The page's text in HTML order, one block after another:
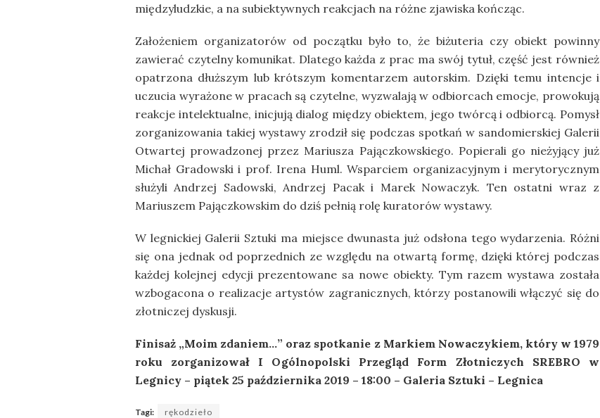
międzyludzkie, a na subiektywnych reakcjach na różne zjawiska kończąc.
Założeniem organizatorów od początku było to, że biżuteria czy obiekt powinny
zawierać czytelny komunikat. Dlatego każda z prac ma swój tytuł, część jest również
opatrzona dłuższym lub krótszym komentarzem autorskim. Dzięki temu intencje i
uczucia wyrażone w pracach są czytelne, wyzwalają w odbiorcach emocje, prowokują
reakcje intelektualne, inicjują dialog między obiektem, jego twórcą i odbiorcą. Pomysł
zorganizowania takiej wystawy zrodził się podczas spotkań w sandomierskiej Galerii
Otwartej prowadzonej przez Mariusza Pajączkowskiego. Popierali go nieżyjący już
Michał Gradowski i prof. Irena Huml. Wsparciem organizacyjnym i merytorycznym
służyli Andrzej Sadowski, Andrzej Pacak i Marek Nowaczyk. Ten ostatni wraz z
Mariuszem Pajączkowskim do dziś pełnią rolę kuratorów wystawy.
W legnickiej Galerii Sztuki ma miejsce dwunasta już odsłona tego wydarzenia. Różni
się ona jednak od poprzednich ze względu na otwartą formę, dzięki której podczas
każdej kolejnej edycji prezentowane sa nowe obiekty. Tym razem wystawa została
wzbogacona o realizacje artystów zagranicznych, którzy postanowili włączyć się do
złotniczej dyskusji.
Finisaż „Moim zdaniem…” oraz spotkanie z Markiem Nowaczykiem, który w 1979
roku zorganizował I Ogólnopolski Przegląd Form Złotniczych SREBRO w
Legnicy – piątek 25 października 2019 – 18:00 – Galeria Sztuki – Legnica
Tagi: rękodzieło